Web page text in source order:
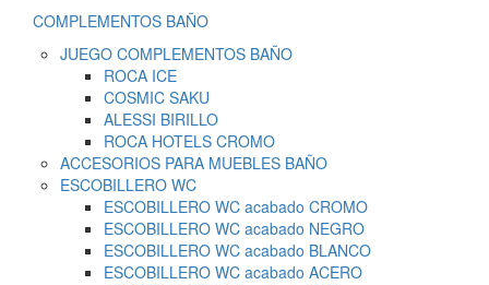
COMPLEMENTOS BAÑO
JUEGO COMPLEMENTOS BAÑO
ROCA ICE
COSMIC SAKU
ALESSI BIRILLO
ROCA HOTELS CROMO
ACCESORIOS PARA MUEBLES BAÑO
ESCOBILLERO WC
ESCOBILLERO WC acabado CROMO
ESCOBILLERO WC acabado NEGRO
ESCOBILLERO WC acabado BLANCO
ESCOBILLERO WC acabado ACERO